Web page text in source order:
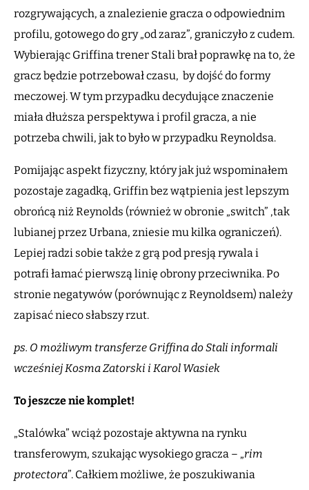
rozgrywających, a znalezienie gracza o odpowiednim
profilu, gotowego do gry „od zaraz”, graniczyło z cudem.
Wybierając Griffina trener Stali brał poprawkę na to, że
gracz będzie potrzebował czasu, by dojść do formy
meczowej. W tym przypadku decydujące znaczenie
miała dłuższa perspektywa i profil gracza, a nie
potrzeba chwili, jak to było w przypadku Reynoldsa.
Pomijając aspekt fizyczny, który jak już wspominałem
pozostaje zagadką, Griffin bez wątpienia jest lepszym
obrońcą niż Reynolds (również w obronie „switch” ,tak
lubianej przez Urbana, zniesie mu kilka ograniczeń).
Lepiej radzi sobie także z grą pod presją rywala i
potrafi łamać pierwszą linię obrony przeciwnika. Po
stronie negatywów (porównując z Reynoldsem) należy
zapisać nieco słabszy rzut.
ps. O możliwym transferze Griffina do Stali informali
wcześniej Kosma Zatorski i Karol Wasiek
To jeszcze nie komplet!
„Stalówka” wciąż pozostaje aktywna na rynku
transferowym, szukając wysokiego gracza – „rim
protectora”. Całkiem możliwe, że poszukiwania